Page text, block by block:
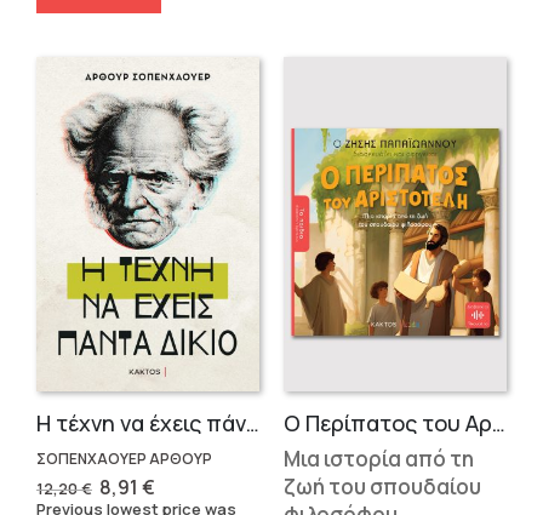
Η τέχνη να έχεις πάντα δίκαιο
ΣΟΠΕΝΧΑΟΥΕΡ ΑΡΘΟΥΡ
12,20€ Original
price
8,91 €Current
price
Previous lowest price was
Ο Περίπατος του Αριστοτέλη
Μια ιστορία από τη
ζωή του σπουδαίου